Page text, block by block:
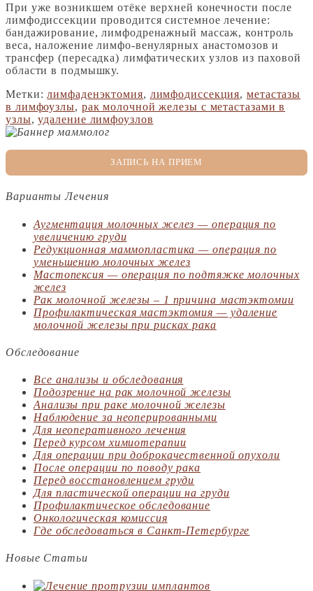
При уже возникшем отёке верхней конечности после
лимфодиссекции проводится системное лечение:
бандажирование, лимфодренажный массаж, контроль
веса, наложение лимфо-венулярных анастомозов и
трансфер (пересадка) лимфатических узлов из паховой
области в подмышку.
Метки:лимфаденэктомия, лимфодиссекция, метастазы
в лимфоузлы, рак молочной железы с метастазами в
узлы, удаление лимфоузлов
ЗАПИСЬ НА ПРИЕМ
Варианты Лечения
Аугментация молочных желез — операция по
увеличению груди
Редукционная маммопластика — операция по
уменьшению молочных желез
Мастопексия — операция по подтяжке молочных
желез
Рак молочной железы – 1 причина мастэктомии
Профилактическая мастэктомия — удаление
молочной железы при рисках рака
Обследование
Все анализы и обследования
Подозрение на рак молочной железы
Анализы при раке молочной железы
Наблюдение за неоперированными
Для неоперативного лечения
Перед курсом химиотерапии
Для операции при доброкачественной опухоли
После операции по поводу рака
Перед восстановлением груди
Для пластической операции на груди
Профилактическое обследование
Онкологическая комиссия
Где обследоваться в Санкт-Петербурге
Новые Статьи